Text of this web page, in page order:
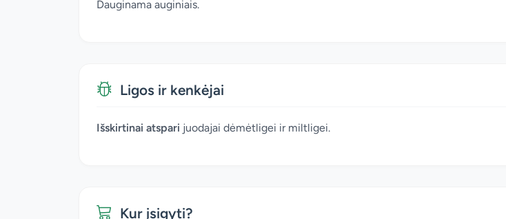
Dauginama auginiais.
Ligos ir kenkėjai
Išskirtinai atspari juodajai dėmėtligei ir miltligei.
Kur įsigyti?